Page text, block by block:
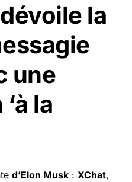
la
une
la
d’Elon Musk : XChat,